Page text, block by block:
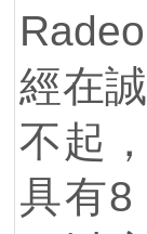
經在
不起
具有8